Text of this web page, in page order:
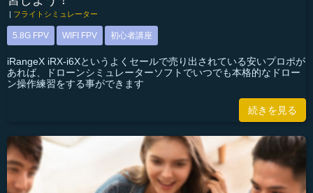
| フライトシミュレーター
5.8G FPV WIFI FPV 初心者講座
iRangeX iRX-i6Xというよくセールで売り出されている安いプロポが
あれば、ドローンシミュレーターソフトでいつでも本格的なドロー
ン操作練習をする事ができます
続きを見る